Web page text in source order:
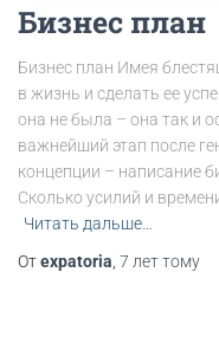
Бизнес план
Бизнес план Имея
в жизнь и сделать ее
она не была – она так и
важнейший этап после
концепции – написание
Сколько усилий и
Читать дальше…
Отexpatoria 7 леттому